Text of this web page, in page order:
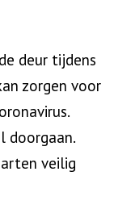
deur tijdens
zorgen voor
doorgaan.
veilig